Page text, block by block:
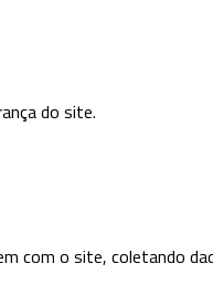
do site.
com o site, coletando